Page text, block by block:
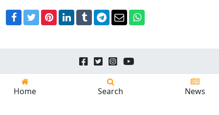
Facebook
TwitterPinterest
LinkedIn
TumblrTelegram
EmailWhatsApp
24news.id
Home Search News